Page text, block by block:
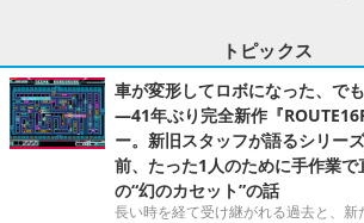
トピックス
車が変形してロボになった、で
―41年ぶり完全新作『
ー。新旧スタッフが語るシリー
前、たった1人のために手作業
の“幻のカセット”の話
長い時を経て受け継がれる過去と、新